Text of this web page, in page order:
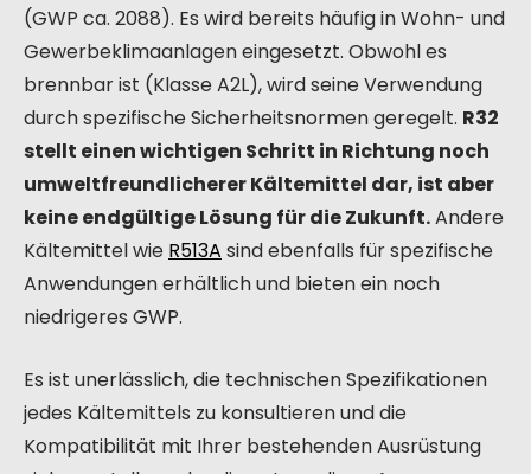
(GWP ca. 2088). Es wird bereits häufig in Wohn- und
Gewerbeklimaanlagen eingesetzt. Obwohl es
brennbar ist (Klasse A2L), wird seine Verwendung
durch spezifische Sicherheitsnormen geregelt. R32
stellt einen wichtigen Schritt in Richtung noch
umweltfreundlicherer Kältemittel dar, ist aber
keine endgültige Lösung für die Zukunft.Andere
Kältemittel wie R513A sind ebenfalls für spezifische
Anwendungen erhältlich und bieten ein noch
niedrigeres GWP.
Es ist unerlässlich, die technischen Spezifikationen
jedes Kältemittels zu konsultieren und die
Kompatibilität mit Ihrer bestehenden Ausrüstung